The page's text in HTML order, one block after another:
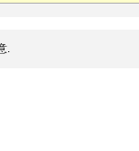
.